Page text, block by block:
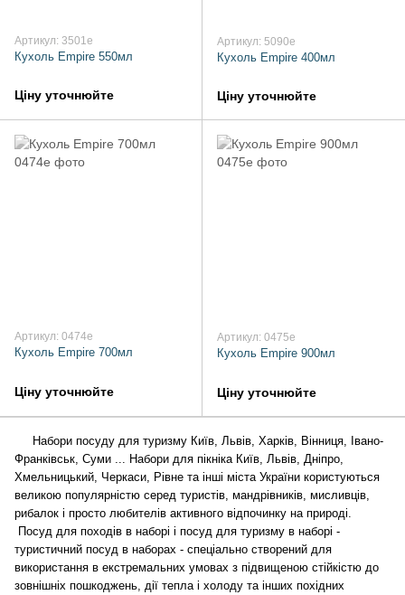
Артикул: 3501e
Кухоль Empire 550мл
Ціну уточнюйте
Артикул: 5090e
Кухоль Empire 400мл
Ціну уточнюйте
Артикул: 0474e
Кухоль Empire 700мл
Ціну уточнюйте
Артикул: 0475e
Кухоль Empire 900мл
Ціну уточнюйте
Набори посуду для туризму Київ, Львів, Харків, Вінниця, Івано-
Франківськ, Суми ... Набори для пікніка Київ, Львів, Дніпро,
Хмельницький, Черкаси, Рівне та інші міста України користуються
великою популярністю серед туристів, мандрівників, мисливців,
рибалок і просто любителів активного відпочинку на природі.
Посуд для походів в наборі і посуд для туризму в наборі -
туристичний посуд в наборах - спеціально створений для
використання в екстремальних умовах з підвищеною стійкістю до
зовнішніх пошкоджень, дії тепла і холоду та інших похідних